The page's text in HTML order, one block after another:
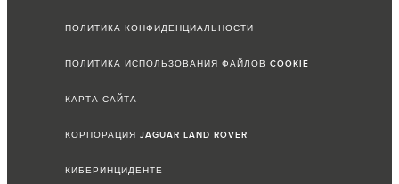
ПОЛИТИКА КОНФИДЕНЦИАЛЬНОСТИ
ПОЛИТИКА ИСПОЛЬЗОВАНИЯ ФАЙЛОВ COOKIE
КАРТА САЙТА
КОРПОРАЦИЯ JAGUAR LAND ROVER
КИБЕРИНЦИДЕНТЕ